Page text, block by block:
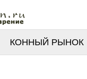
КОННЫЙ РЫНОК